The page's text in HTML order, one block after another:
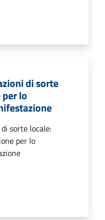
di sorte
lo
sorte locale:
per lo